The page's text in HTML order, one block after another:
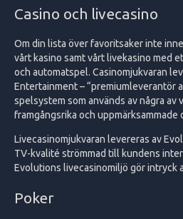
Casino och livecasino
Om din lista över favoritsaker inte
vårt kasino samt vårt livekasino med
och automatspel. Casinomjukvaran
Entertainment – “premiumleverantör
spelsystem som används av några av
framgångsrika och
Livecasinomjukvaran levereras av
TV-kvalité strömmad till kundens
Evolutions livecasinomiljö gör intryck
Poker